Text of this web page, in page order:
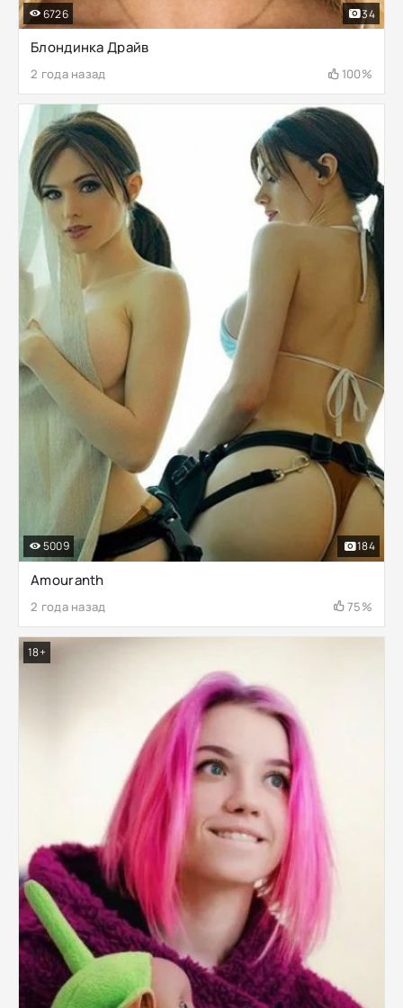
Блондинка Драйв
2 года назад 100%
6726 34
Amouranth
2 года назад 75%
5009 184
18+